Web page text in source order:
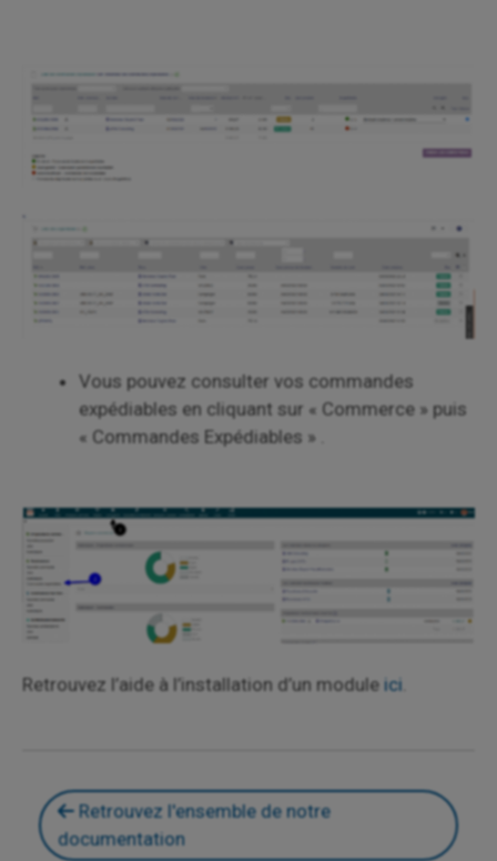
Vous pouvez consulter vos commandes
expédiables en cliquant sur « Commerce » puis
« Commandes Expédiables » .
Retrouvez l’aide à l’installation d’un module ici
Retrouvez l'ensemble de notre
documentation